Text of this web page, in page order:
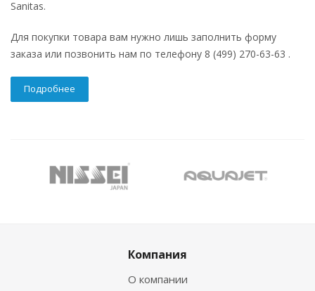
Sanitas.
Для покупки товара вам нужно лишь заполнить форму
заказа или позвонить нам по телефону 8 (499) 270-63-63 .
Подробнее
Компания
О компании